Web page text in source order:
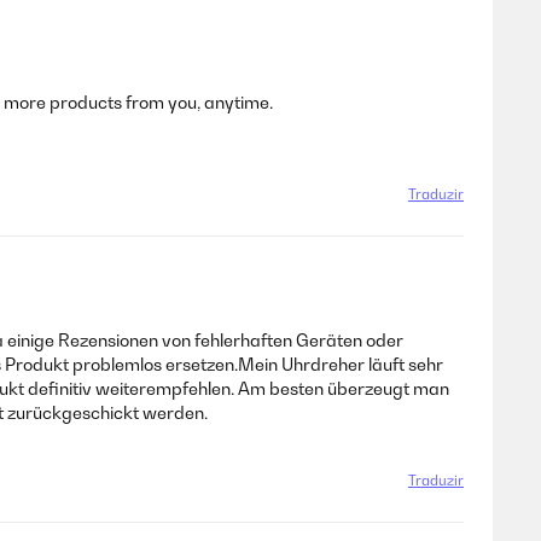
products from you, anytime.
Traduzir
Rezensionen von fehlerhaften Geräten oder
problemlos ersetzen.Mein Uhrdreher läuft sehr
definitiv weiterempfehlen. Am besten überzeugt man
zurückgeschickt werden.
Traduzir